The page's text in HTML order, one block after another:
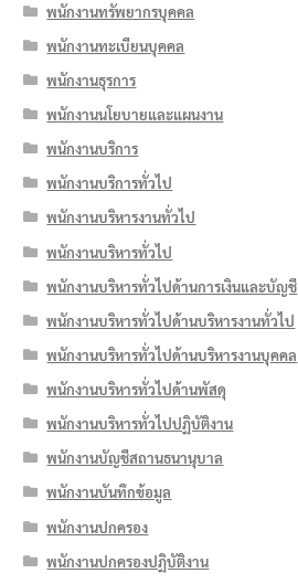
พนักงานทรัพยากรบุคคล
พนักงานทะเบียนบุคคล
พนักงานธุรการ
พนักงานนโยบายและแผนงาน
พนักงานบริการ
พนักงานบริการทั่วไป
พนักงานบริหารงานทั่วไป
พนักงานบริหารทั่วไป
พนักงานบริหารทั่วไปด้านการเงินและบัญชี
พนักงานบริหารทั่วไปด้านบริหารงานทั่วไป
พนักงานบริหารทั่วไปด้านบริหารงานบุคคล
พนักงานบริหารทั่วไปด้านพัสดุ
พนักงานบริหารทั่วไปปฏิบัติงาน
พนักงานบัญชีสถานธนานุบาล
พนักงานบันทึกข้อมูล
พนักงานปกครอง
พนักงานปกครองปฏิบัติงาน